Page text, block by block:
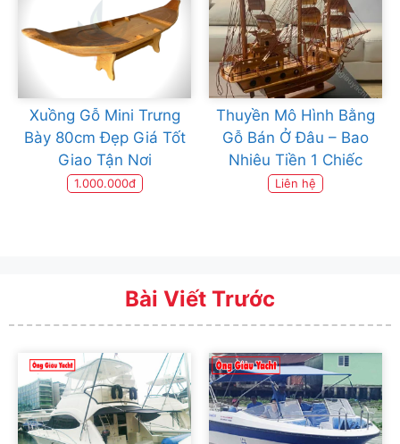
Xuồng Gỗ Mini Trưng
Bày 80cm Đẹp Giá Tốt
Giao Tận Nơi
1.000.000đ
Thuyền Mô Hình Bằng
Gỗ Bán Ở Đâu – Bao
Nhiêu Tiền 1 Chiếc
Liên hệ
Bài Viết Trước